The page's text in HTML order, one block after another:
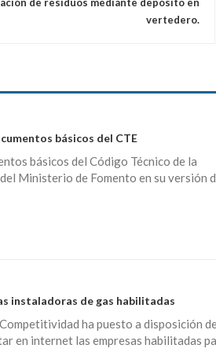
vertedero.
básicos del CTE
básicos del Código Técnico de la
Ministerio de Fomento en su versión
instaladoras de gas habilitadas
ha puesto a disposición
en internet las empresas habilitadas